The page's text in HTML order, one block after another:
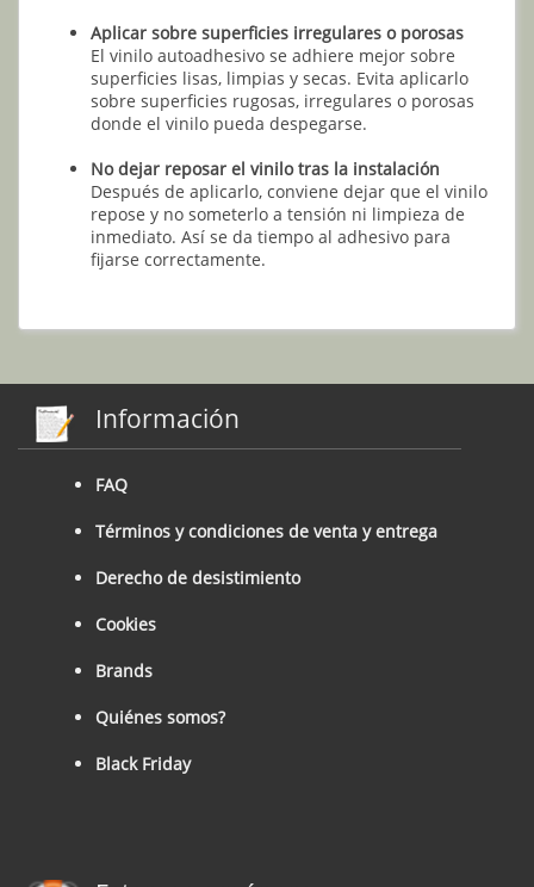
Aplicar sobre superficies irregulares o porosas
El vinilo autoadhesivo se adhiere mejor sobre
superficies lisas, limpias y secas. Evita aplicarlo
sobre superficies rugosas, irregulares o porosas
donde el vinilo pueda despegarse.
No dejar reposar el vinilo tras la instalación
Después de aplicarlo, conviene dejar que el vinilo
repose y no someterlo a tensión ni limpieza de
inmediato. Así se da tiempo al adhesivo para
fijarse correctamente.
Información
FAQ
Términos y condiciones de venta y entrega
Derecho de desistimiento
Cookies
Brands
Quiénes somos?
Black Friday